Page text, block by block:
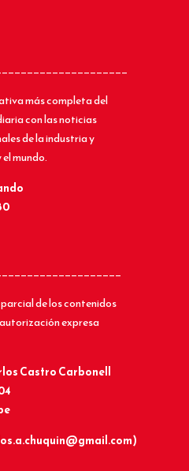
más completa del
con las noticias
de la industria y
mundo.
de los contenidos
expresa
Castro Carbonell